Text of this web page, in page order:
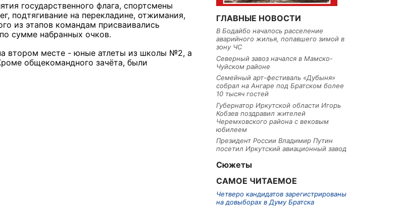
государственного флага, спортсмены
подтягивание на перекладине, отжимания,
из этапов командам присваивались
сумме набранных очков.
втором месте - юные атлеты из школы №2, а
общекомандного зачёта, были
ГЛАВНЫЕ НОВОСТИ
В Бодайбо началось расселение
аварийного жилья, попавшего зимой в
зону ЧС
Северный завоз начался в Мамско-
Чуйском районе
Семейный арт-фестиваль «Дубыня»
собрал на Ангаре под Братском более
10 тысяч гостей
Губернатор Иркутской области Игорь
Кобзев поздравил жителей
Черемховского района с вековым
юбилеем
Президент России Владимир Путин
посетил Иркутский авиационный завод
Сюжеты
САМОЕ ЧИТАЕМОЕ
Четверо кандидатов зарегистрированы
на довыборах в Думу Братска